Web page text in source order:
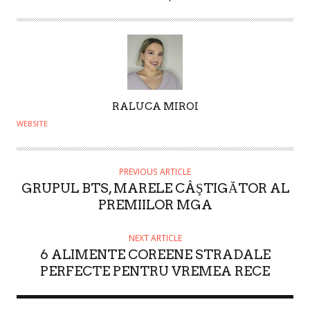
U
H
R
RALUCA MIROI
WEBSITE
PREVIOUS ARTICLE
GRUPUL BTS, MARELE CÂŞTIGĂTOR AL
PREMIILOR MGA
NEXT ARTICLE
6 ALIMENTE COREENE STRADALE
PERFECTE PENTRU VREMEA RECE